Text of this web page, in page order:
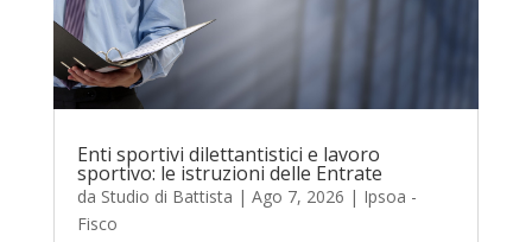
Enti sportivi dilettantistici e lavoro
sportivo: le istruzioni delle Entrate
da Studio di Battista | Ago 7, 2026 | Ipsoa -
Fisco